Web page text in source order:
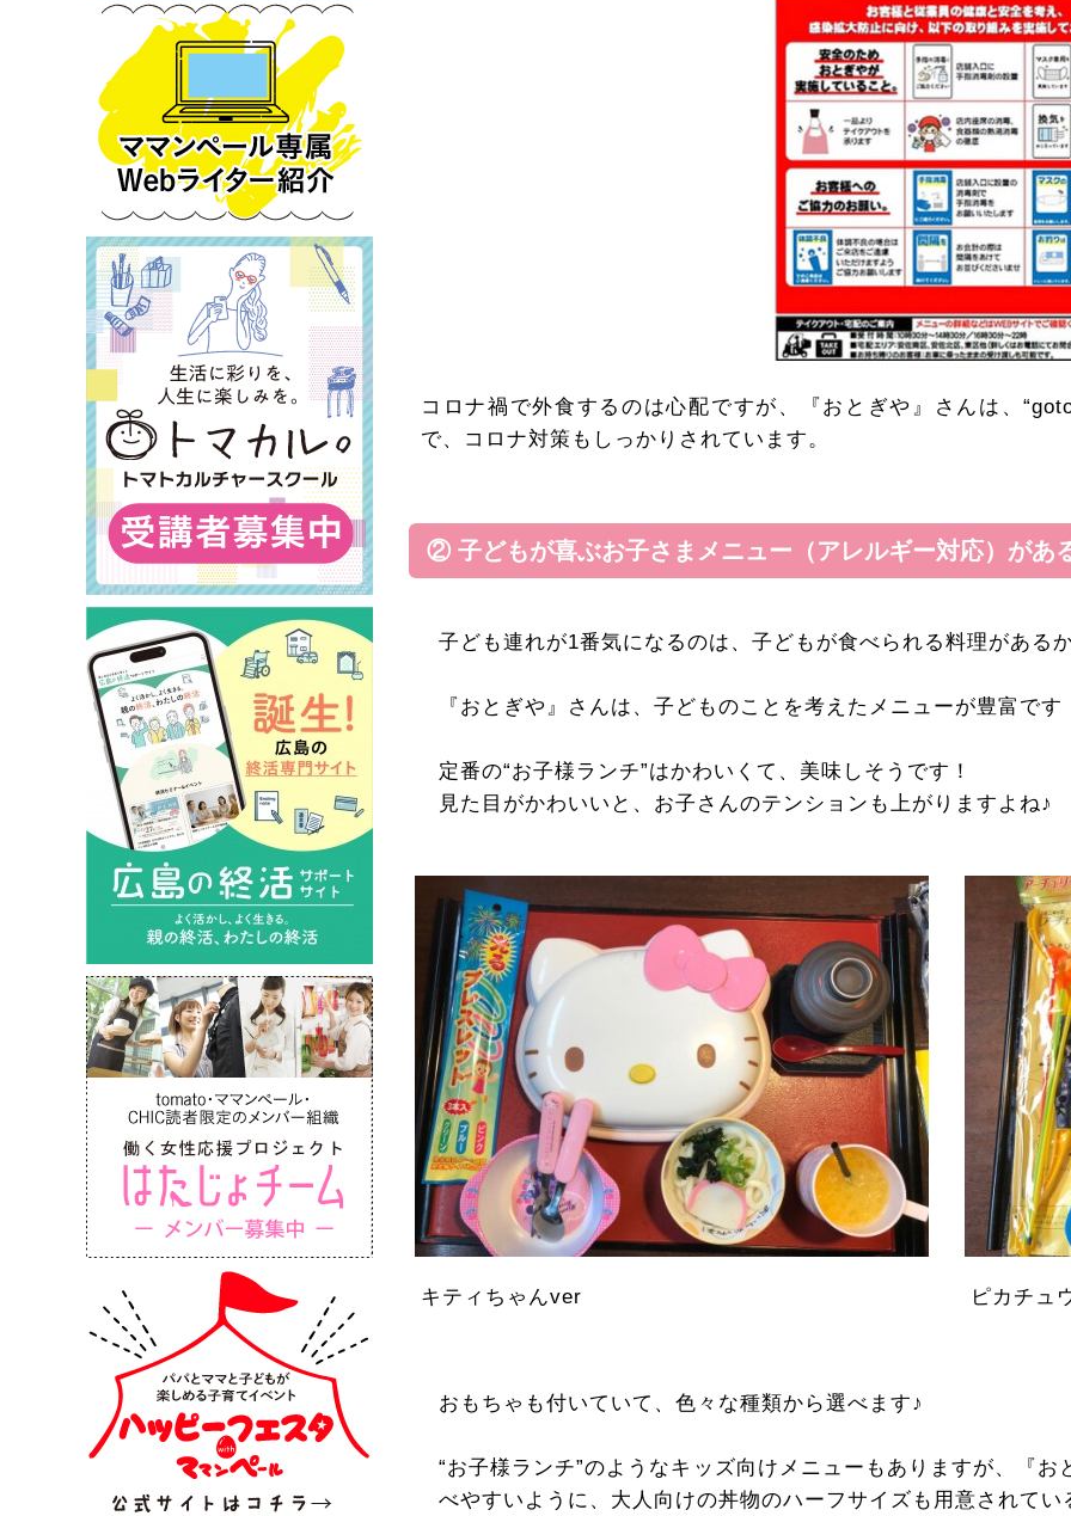
コロナ禍で外食するのは心配ですが、『おとぎや』さんは、
で、コロナ対策もしっかりされています。
② 子どもが喜ぶお子さまメニュー（アレルギー対応）があ
子ども連れが1番気になるのは、子どもが食べられる料理がある
『おとぎや』さんは、子どものことを考えたメニューが豊富です
定番の“お子様ランチ”はかわいくて、美味しそうです！
見た目がかわいいと、お子さんのテンションも上がりますよね♪
キティちゃんver ピカチュ
おもちゃも付いていて、色々な種類から選べます♪
“お子様ランチ”のようなキッズ向けメニューもありますが、『
べやすいように、大人向けの丼物のハーフサイズも用意されてい